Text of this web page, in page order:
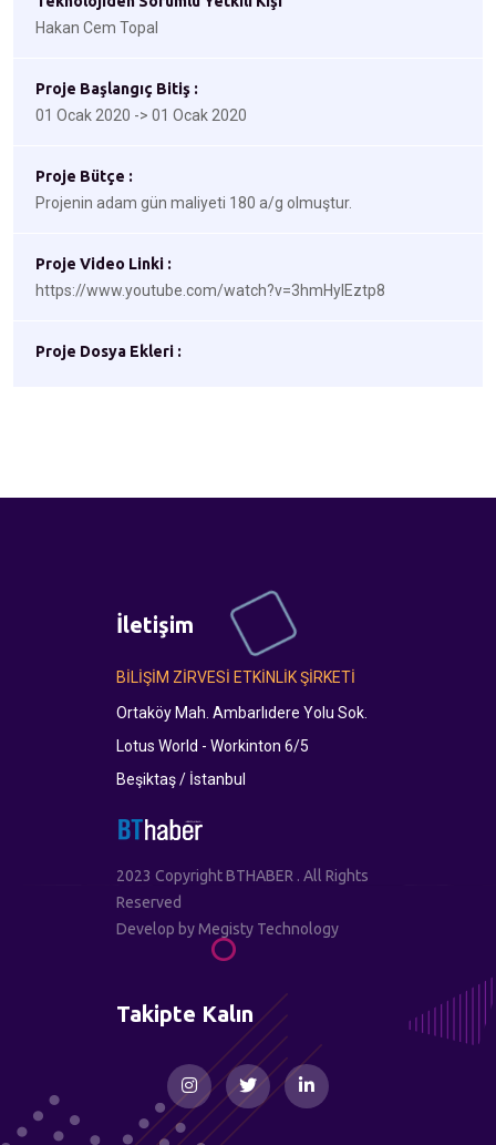
Hakan Cem Topal
Proje Başlangıç Bitiş :
01 Ocak 2020 -> 01 Ocak 2020
Proje Bütçe :
Projenin adam gün maliyeti 180 a/g olmuştur.
Proje Video Linki :
https://www.youtube.com/watch?v=3hmHyIEztp8
Proje Dosya Ekleri :
İletişim
BİLİŞİM ZİRVESİ ETKİNLİK ŞİRKETİ
Ortaköy Mah. Ambarlıdere Yolu Sok.
Lotus World - Workinton 6/5
Beşiktaş / İstanbul
2023 Copyright BTHABER . All Rights
Reserved
Develop byMegisty Technology
Takipte Kalın